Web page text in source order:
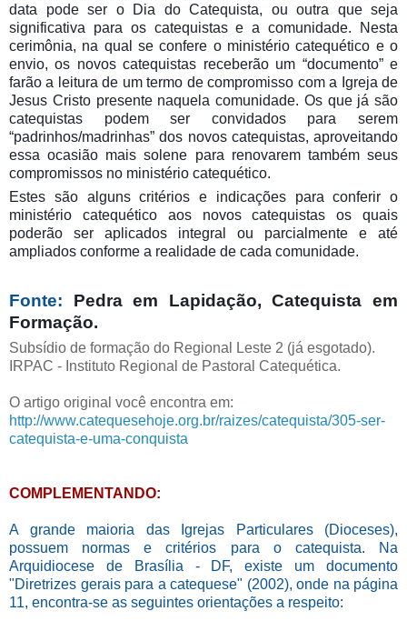
data pode ser o Dia do Catequista, ou outra que seja
significativa para os catequistas e a comunidade. Nesta
cerimônia, na qual se confere o ministério catequético e o
envio, os novos catequistas receberão um “documento” e
farão a leitura de um termo de compromisso com a Igreja de
Jesus Cristo presente naquela comunidade. Os que já são
catequistas podem ser convidados para serem
“padrinhos/madrinhas” dos novos catequistas, aproveitando
essa ocasião mais solene para renovarem também seus
compromissos no ministério catequético.
Estes são alguns critérios e indicações para conferir o
ministério catequético aos novos catequistas os quais
poderão ser aplicados integral ou parcialmente e até
ampliados conforme a realidade de cada comunidade.
Fonte: Pedra em Lapidação, Catequista em
Formação.
Subsídio de formação do Regional Leste 2 (já esgotado).
IRPAC - Instituto Regional de Pastoral Catequética.
O artigo original você encontra em:
http://www.catequesehoje.org.br/raizes/catequista/305-ser-
catequista-e-uma-conquista
COMPLEMENTANDO:
A grande maioria das Igrejas Particulares (Dioceses),
possuem normas e critérios para o catequista. Na
Arquidiocese de Brasília - DF, existe um documento
"Diretrizes gerais para a catequese" (2002), onde na página
11, encontra-se as seguintes orientações a respeito: